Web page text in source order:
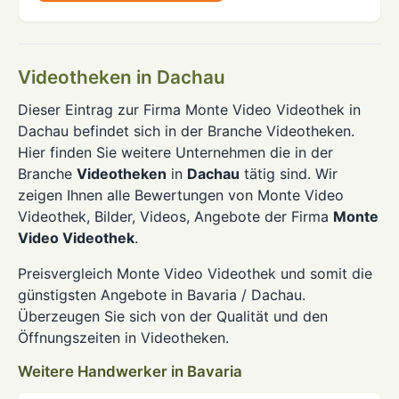
Videotheken in Dachau
Dieser Eintrag zur Firma Monte Video Videothek in
Dachau befindet sich in der Branche Videotheken.
Hier finden Sie weitere Unternehmen die in der
Branche Videotheken in Dachau tätig sind. Wir
zeigen Ihnen alle Bewertungen von Monte Video
Videothek, Bilder, Videos, Angebote der Firma Monte
Video Videothek.
Preisvergleich Monte Video Videothek und somit die
günstigsten Angebote in Bavaria / Dachau.
Überzeugen Sie sich von der Qualität und den
Öffnungszeiten in Videotheken.
Weitere Handwerker in Bavaria